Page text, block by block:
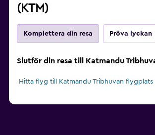
(KTM)
Komplettera din resa Pröva lyckan
Slutför din resa till Katmandu
Hitta flyg till Katmandu Tribhuvan flygplats